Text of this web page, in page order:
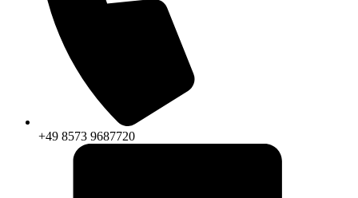
+49 8573 9687720